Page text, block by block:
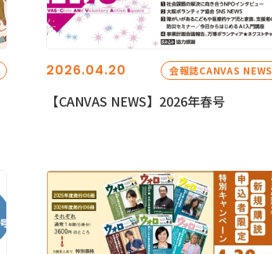
2026.04.20 会報誌CANVAS NEWS
【CANVAS NEWS】2026年春号